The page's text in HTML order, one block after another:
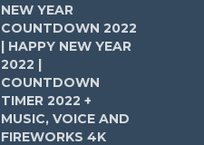
NEW YEAR
COUNTDOWN 2022
| HAPPY NEW YEAR
2022 |
COUNTDOWN
TIMER 2022 +
MUSIC, VOICE AND
FIREWORKS 4K